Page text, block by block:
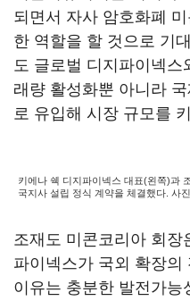
되면서 자사 암호화폐
한 역할을 할 것으로 기
도 글로벌 디지파이넥스
래량 활성화뿐 아니라
로 유입해 시장 규모를
키에나 쉑 디지파이넥스 대표(왼쪽)과
국지사 설립 정식 계약을 체결했다. 사
조재도 미콘코리아 회장
파이넥스가 국외 확장
이유는 충분한 발전가능